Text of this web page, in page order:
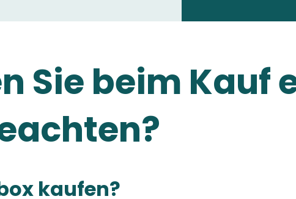
Sie beim Kauf
kaufen?